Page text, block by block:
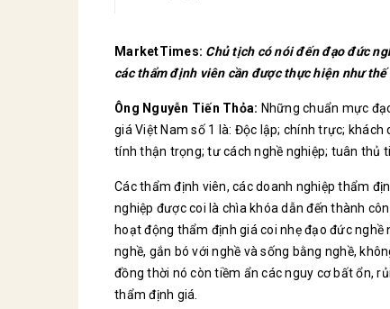
MarketTimes: Chủ tịch có nói đến đạo đức
các thẩm định viên cần được thực hiện như thế
Ông Nguyễn Tiến Thỏa: Những chuẩn mực
giá Việt Nam số 1 là: Độc lập; chính trực;
tính thận trọng; tư cách nghề nghiệp; tuân thủ
Các thẩm định viên, các doanh nghiệp thẩm
nghiệp được coi là chìa khóa dẫn đến thành
hoạt động thẩm định giá coi nhẹ đạo đức
nghề, gắn bó với nghề và sống bằng nghề,
đồng thời nó còn tiềm ẩn các nguy cơ bất ổn,
thẩm định giá.